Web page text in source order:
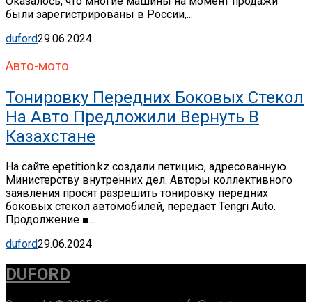
были зарегистрированы в России,...
duford29.06.2024
Авто-мото
Тонировку Передних Боковых Стекол
На Авто Предложили Вернуть В
Казахстане
На сайте epetition.kz создали петицию, адресованную
Министерству внутренних дел. Авторы коллективного
заявления просят разрешить тонировку передних
боковых стекол автомобилей, передает Tengri Auto.
Продолжение ■...
duford29.06.2024
DUFORD